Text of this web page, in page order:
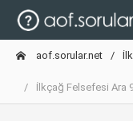
aof.sorular.net
İlkçağ Felsefesi Ara